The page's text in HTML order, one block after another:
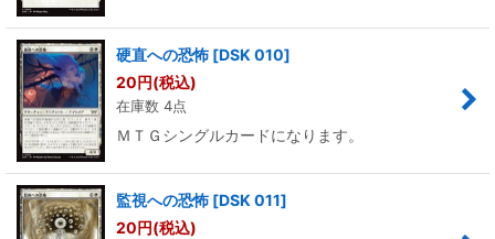
硬直への恐怖 [DSK 010]
20円(税込)
在庫数 4点
ＭＴＧシングルカードになります。
監視への恐怖 [DSK 011]
20円(税込)